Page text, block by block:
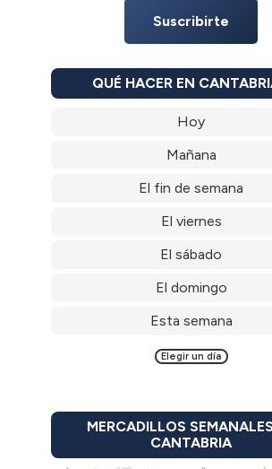
Suscribirte
QUÉ HACER EN
Hoy
Mañana
El fin de semana
El viernes
El sábado
El domingo
Esta semana
Elegir un día
MERCADILLOS
CANTABRIA